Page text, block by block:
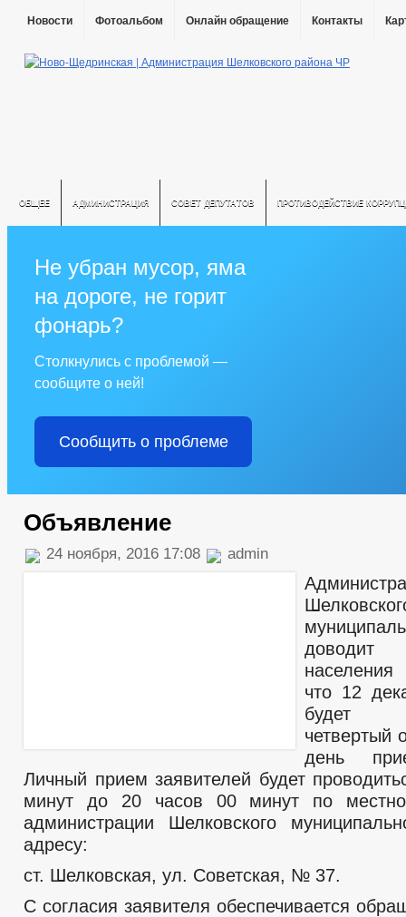
Новости Фотоальбом Онлайн обращение Контакты
ОБЩЕЕ АДМИНИСТРАЦИЯ СОВЕТ ДЕПУТАТОВ ПРОТИВОДЕЙСТВИЕ
Не убран мусор, яма
на дороге, не горит
фонарь?
Столкнулись с проблемой —
сообщите о ней!
Сообщить о проблеме
Объявление
24 ноября, 2016 17:08 admin
доводит
что 12
будет
четвертый
день
Личный прием заявителей будет
минут до 20 часов 00 минут по
администрации Шелковского
адресу:
ст. Шелковская, ул. Советская, № 37.
С согласия заявителя обеспечивается